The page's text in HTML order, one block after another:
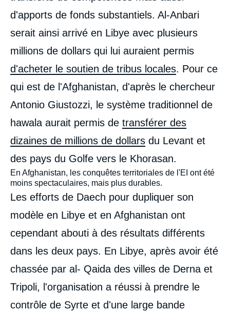
d'apports de fonds substantiels. Al-Anbari
serait ainsi arrivé en Libye avec plusieurs
millions de dollars qui lui auraient permis
d'acheter le soutien de tribus locales. Pour ce
qui est de l'Afghanistan, d'après le chercheur
Antonio Giustozzi, le système traditionnel de
hawala aurait permis de transférer des
dizaines de millions de dollars du Levant et
des pays du Golfe vers le Khorasan.
En Afghanistan, les conquêtes territoriales de l'EI ont été
moins spectaculaires, mais plus durables.
Les efforts de Daech pour dupliquer son
modèle en Libye et en Afghanistan ont
cependant abouti à des résultats différents
dans les deux pays. En Libye, après avoir été
chassée par al- Qaida des villes de Derna et
Tripoli, l'organisation a réussi à prendre le
contrôle de Syrte et d'une large bande